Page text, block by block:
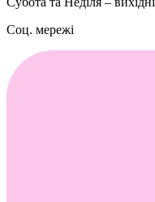
Соц. мережі